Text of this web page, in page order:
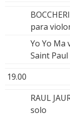
para
Yo Yo Ma
Saint
19.00
RAUL
solo